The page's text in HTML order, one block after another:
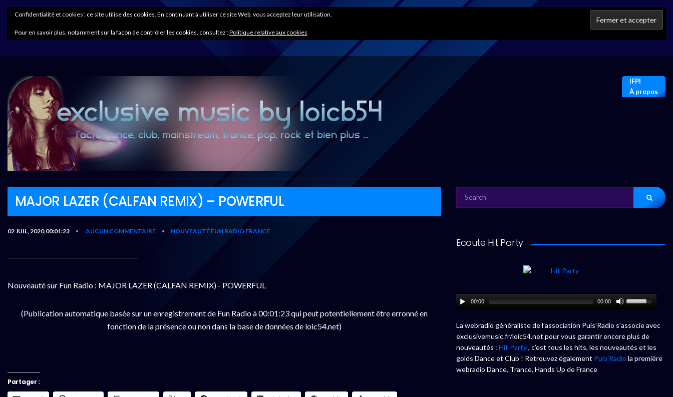
IFPI
À propos
MAJOR LAZER (CALFAN REMIX) – POWERFUL
02 JUIL, 2020,00:01:23 • AUCUN COMMENTAIRE • NOUVEAUTÉ FUN RADIO FRANCE
Nouveauté sur Fun Radio : MAJOR LAZER (CALFAN REMIX) - POWERFUL
(Publication automatique basée sur un enregistrement de Fun Radio à 00:01:23 qui peut potentiellement être erronné en
fonction de la présence ou non dans la base de données de loic54.net)
Partager :
FOR:
Ecoute Hit Party
00:00 00:00
La webradio généraliste de l’association Puls’Radio s’associe avec
exclusivemusic.fr/loic54.net pour vous garantir encore plus de
nouveautés : Hit Party, c’est tous les hits, les nouveautés et les
golds Dance et Club ! Retrouvez également Puls’Radio la première
webradio Dance, Trance, Hands Up de France
Confidentialité et cookies : ce site utilise des cookies. En continuant à utiliser ce site Web, vous acceptez leur utilisation.
Pour en savoir plus, notamment sur la façon de contrôler les cookies, consultez :Politique relative aux cookies